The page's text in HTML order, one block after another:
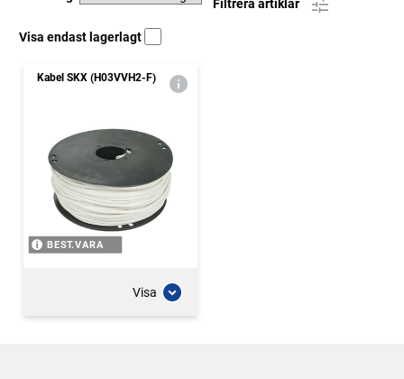
Filtrera artiklar
Visa endast lagerlagt
Kabel SKX (H03VVH2-F)
BEST.VARA
Visa